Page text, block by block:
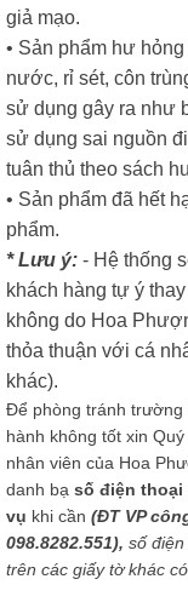
giả mạo.
• Sản phẩm hư
nước, rỉ sét, côn
sử dụng gây ra như
sử dụng sai nguồn
tuân thủ theo sách
• Sản phẩm đã hết
phẩm.
* Lưu ý: - Hệ thống
khách hàng tự ý
không do Hoa
thỏa thuận với cá
khác).
Để phòng tránh trường
hành không tốt xin
nhân viên của Hoa
danh bạ số điện
vụ khi cần (ĐT VP
098.8282.551), số
trên các giấy tờ khác